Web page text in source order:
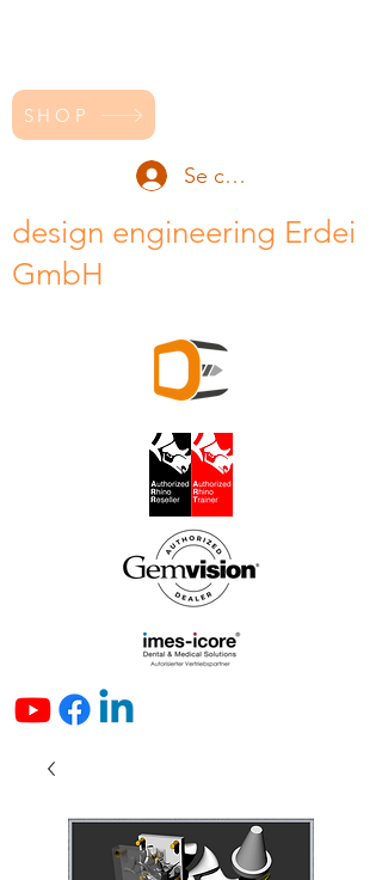
SHOP
Se connecter
design engineering Erdei
GmbH